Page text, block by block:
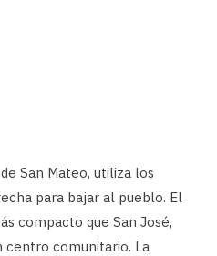
San Mateo, utiliza los
para bajar al pueblo. El
compacto que San José,
centro comunitario. La